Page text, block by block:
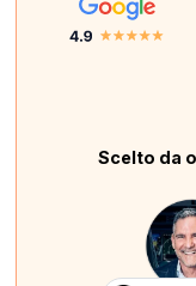
Scelto da